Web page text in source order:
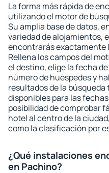
La forma más rápida de
utilizando el motor de
Su amplia base de datos,
variedad de alojamientos,
encontrarás exactamente
Rellena los campos del
el destino, elige la fecha
número de huéspedes y
resultados de la
disponibles para las
posibilidad de comprobar
hotel al centro de la
como la clasificación por
¿Qué instalaciones
en Pachino?